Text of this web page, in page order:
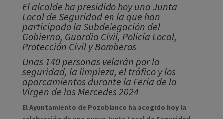
El alcalde ha presidido hoy una Junta
Local de Seguridad en la que han
participado la Subdelegación del
Gobierno, Guardia Civil, Policía Local,
Protección Civil y Bomberos
Unas 140 personas velarán por la
seguridad, la limpieza, el tráfico y los
aparcamientos durante la Feria de la
Virgen de las Mercedes 2024
El Ayuntamiento de Pozoblanco ha acogido hoy la